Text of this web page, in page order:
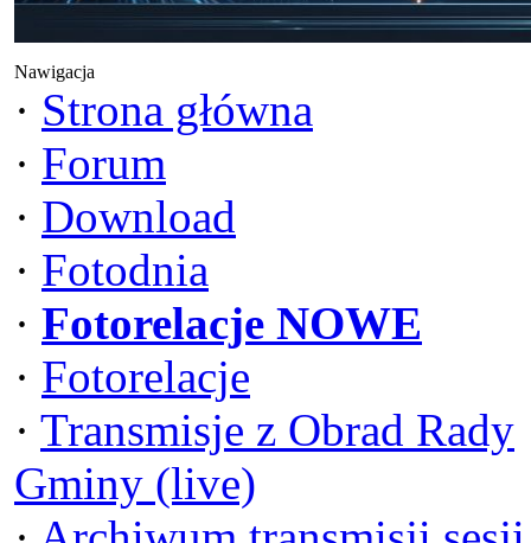
Nawigacja
· Strona główna
· Forum
· Download
· Fotodnia
· Fotorelacje NOWE
· Fotorelacje
· Transmisje z Obrad Rady
Gminy (live)